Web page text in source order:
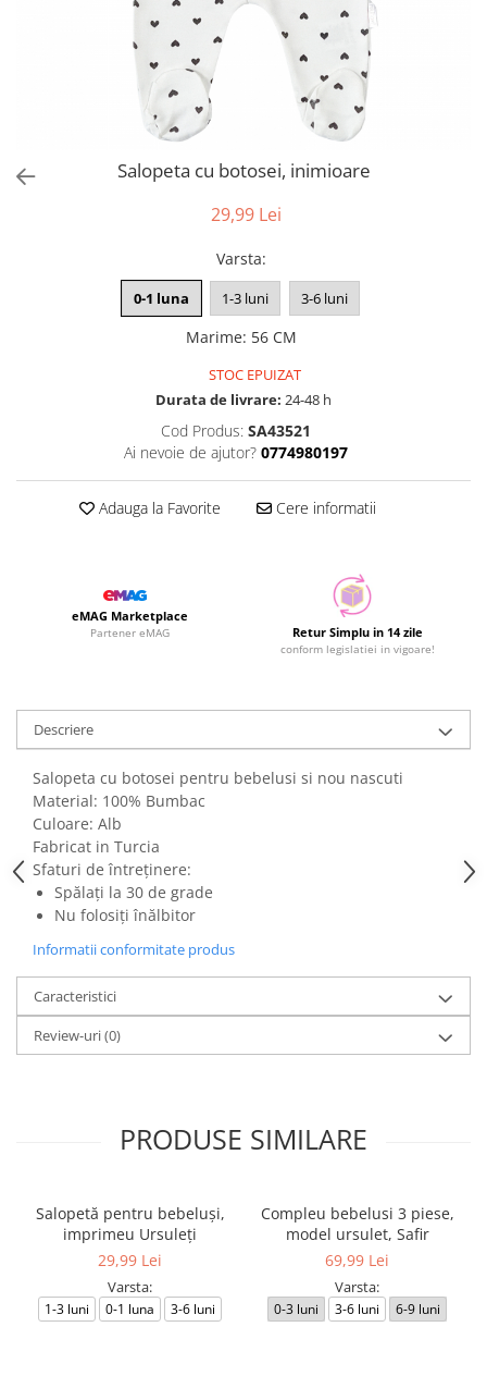
Salopeta cu botosei, inimioare
29,99 Lei
Varsta:
0-1 luna 1-3 luni 3-6 luni
Marime: 56 CM
STOC EPUIZAT
Durata de livrare: 24-48 h
Cod Produs: SA43521
Ai nevoie de ajutor? 0774980197
Adauga la Favorite Cere informatii
eMAG Marketplace
Partener eMAG Retur Simplu in 14 zile
conform legislatiei in vigoare!
Descriere
Salopeta cu botosei pentru bebelusi si nou nascuti
Material: 100% Bumbac
Culoare: Alb
Fabricat in Turcia
Sfaturi de întreținere:
Spălați la 30 de grade
Nu folosiți înălbitor
Informatii conformitate produs
Caracteristici
Review-uri(0)
PRODUSE SIMILARE
Salopetă pentru bebeluși,
imprimeu Ursuleți
29,99 Lei
Varsta:
1-3 luni 0-1 luna 3-6 luni
Compleu bebelusi 3 piese,
model ursulet, Safir
69,99 Lei
Varsta:
0-3 luni 3-6 luni 6-9 luni